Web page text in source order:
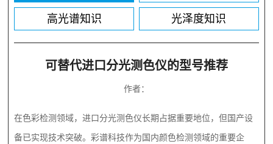
高光谱知识 光泽度知识
可替代进口分光测色仪的型号推荐
作者：
在色彩检测领域，进口分光测色仪长期占据重要地位，但国产设
备已实现技术突破。彩谱科技作为国内颜色检测领域的重要企